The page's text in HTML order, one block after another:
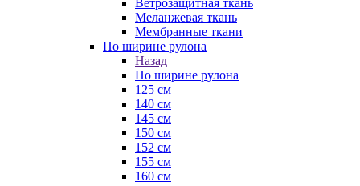
Ветрозащитная ткань
Меланжевая ткань
Мембранные ткани
По ширине рулона
Назад
По ширине рулона
125 см
140 см
145 см
150 см
152 см
155 см
160 см